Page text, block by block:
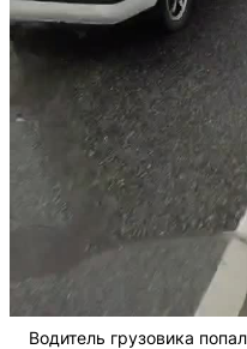
Водитель грузовика